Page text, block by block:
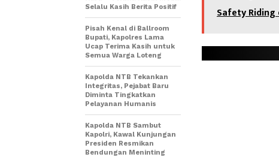
Safety Riding
Selalu Kasih Berita Positif
Pisah Kenal di Ballroom
Bupati, Kapolres Lama
Ucap Terima Kasih untuk
Semua Warga Loteng
Kapolda NTB Tekankan
Integritas, Pejabat Baru
Diminta Tingkatkan
Pelayanan Humanis
Kapolda NTB Sambut
Kapolri, Kawal Kunjungan
Presiden Resmikan
Bendungan Meninting